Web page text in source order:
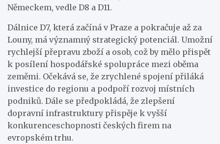
Německem, vedle D8 a D11.
Dálnice D7, která začíná v Praze a pokračuje až za
Louny, má významný strategický potenciál. Umožní
rychlejší přepravu zboží a osob, což by mělo přispět
k posílení hospodářské spolupráce mezi oběma
zeměmi. Očekává se, že zrychlené spojení přiláká
investice do regionu a podpoří rozvoj místních
podniků. Dále se předpokládá, že zlepšení
dopravní infrastruktury přispěje k vyšší
konkurenceschopnosti českých firem na
evropském trhu.